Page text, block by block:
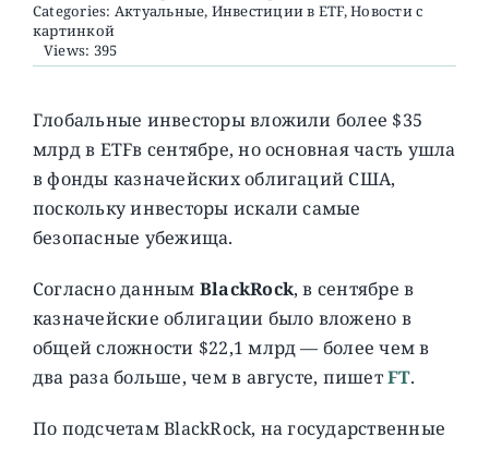
О ПРОЕКТЕ
Categories: Актуальные, Инвестиции в ETF,Новости с
картинкой
Views: 395
Глобальные инвесторы вложили более $35
млрд в ETFв сентябре, но основная часть ушла
в фонды казначейских облигаций США,
поскольку инвесторы искали самые
безопасные убежища.
Согласно данным BlackRock, в сентябре в
казначейские облигации было вложено в
общей сложности $22,1 млрд — более чем в
два раза больше, чем в августе, пишетFT.
По подсчетам BlackRock, на государственные